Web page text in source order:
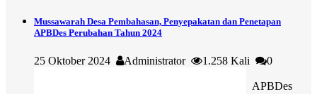
Mussawarah Desa Pembahasan, Penyepakatan dan Penetapan
APBDes Perubahan Tahun 2024
25 Oktober 2024 Administrator 1.258 Kali 0
APBDes